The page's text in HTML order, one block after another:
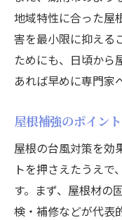
地域特性に合った屋
害を最小限に抑える
ためにも、日頃から
あれば早めに専門家
屋根補強のポイン
屋根の台風対策を効
トを押さえたうえで
す。まず、屋根材の
検・補修などが代表